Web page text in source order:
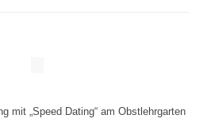
mit „Speed Dating“ am Obstlehrgarten